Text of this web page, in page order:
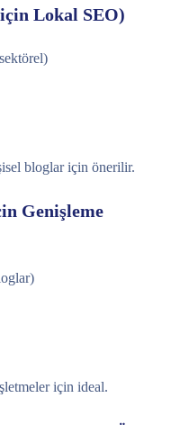
için Lokal SEO)
bloglar için önerilir.
Genişleme
için ideal.